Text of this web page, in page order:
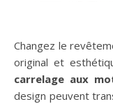
Changez le
original et
carrelage aux
design peuvent